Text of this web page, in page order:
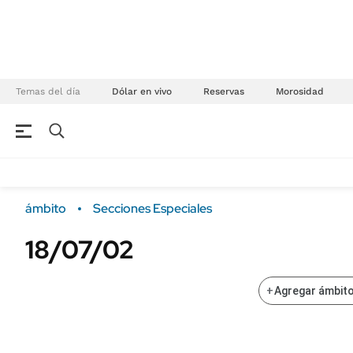
Temas del día Dólar en vivo Reservas Morosidad
Campo
ENERGY REPORT
ámbito Secciones Especiales
18/07/02
+Agregar